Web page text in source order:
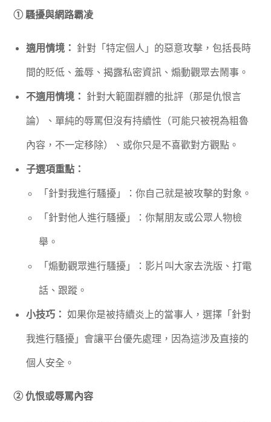
① 騷擾與網路霸凌
適用情境： 針對「特定個人」的惡意攻擊，包括長時
間的貶低、羞辱、揭露私密資訊、煽動觀眾去鬧事。
不適用情境： 針對大範圍群體的批評（那是仇恨言
論）、單純的辱罵但沒有持續性（可能只被視為粗魯
內容，不一定移除）、或你只是不喜歡對方觀點。
子選項重點：
「針對我進行騷擾」：你自己就是被攻擊的對象。
「針對他人進行騷擾」：你幫朋友或公眾人物檢
舉。
「煽動觀眾進行騷擾」：影片叫大家去洗版、打電
話、跟蹤。
小技巧： 如果你是被持續炎上的當事人，選擇「針對
我進行騷擾」會讓平台優先處理，因為這涉及直接的
個人安全。
② 仇恨或辱罵內容